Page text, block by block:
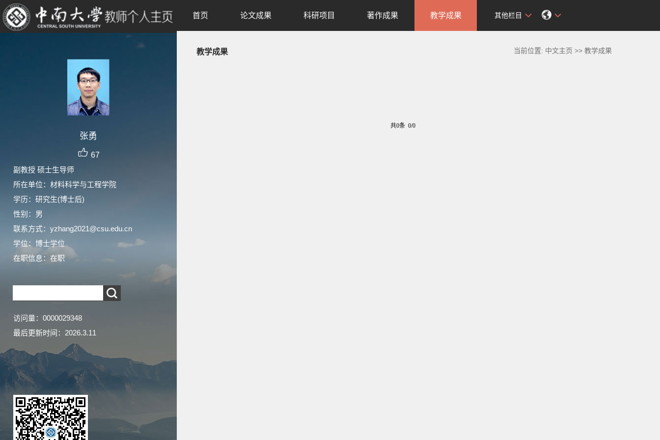
张勇
67
副教授 硕士生导师
所在单位：材料科学与工程学院
学历：研究生(博士后)
性别：男
联系方式：yzhang2021@csu.edu.cn
学位：博士学位
在职信息：在职
访问量： 0000029348
最后更新时间： 2026.3.11
首页 论文成果 科研项目 著作成果 教学成果 其他栏目
教学成果 当前位置: 中文主页 >>教学成果
共0条 0/0